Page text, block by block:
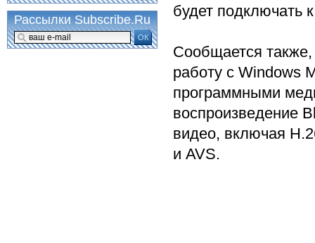
будет подключать
Сообщается
работу с Windows
программными
воспроизведение
видео, включая
и AVS.
Рассылки Subscribe.Ru
ОК